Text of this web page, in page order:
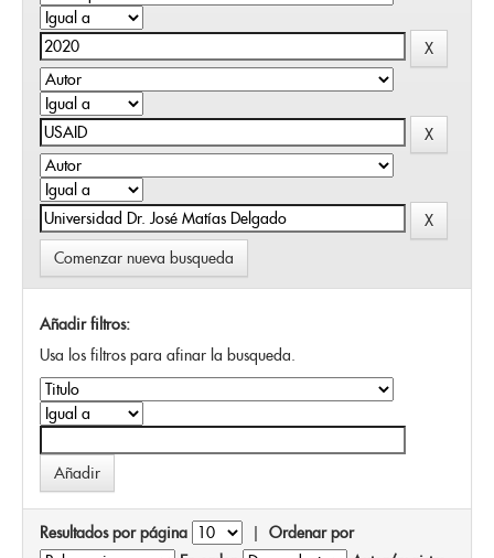
Comenzar nueva busqueda
Añadir filtros:
Usa los filtros para afinar la busqueda.
Resultados por página | Ordenar por